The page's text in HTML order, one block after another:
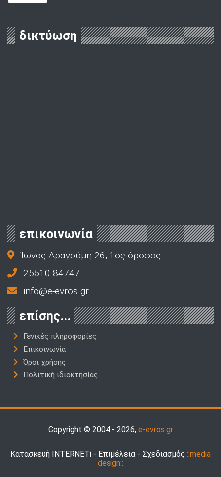
δικτύωση
επικοινωνία
Ίωνος Δραγούμη 26, 1ος όροφος
25510 84747
info@e-evros.gr
επίσης...
Γενικές πληροφορίες
Επικοινωνία
Όροι χρήσης
Πολιτική ιδιοκτησίας
Copyright © 2004 - 2026, e-evros.gr
Κατασκευή INTERNETi - Επιμέλεια - Σχεδιασμός ::media
design::